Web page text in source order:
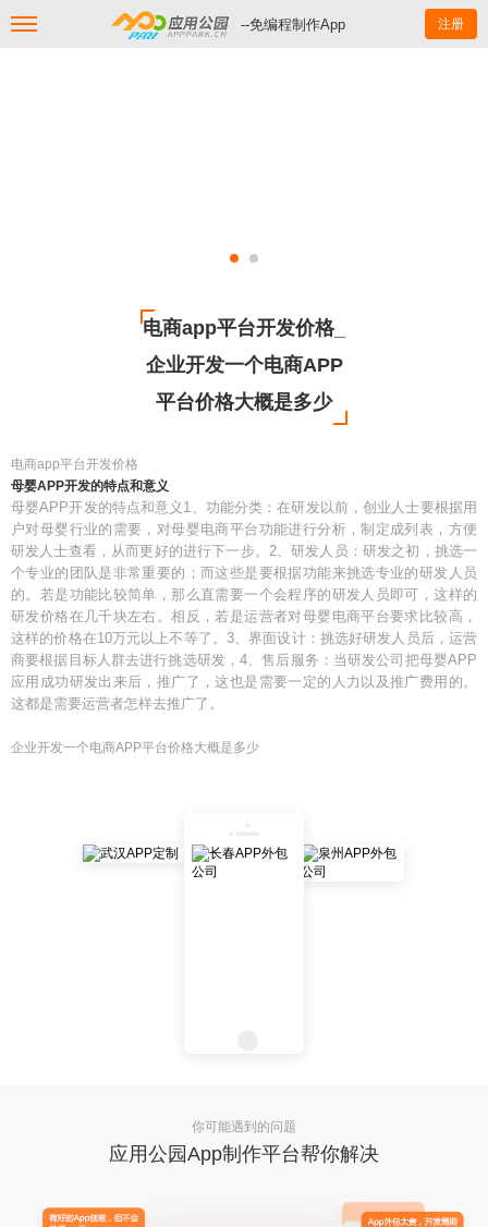
--免编程制作App 注册
电商app平台开发价格_
企业开发一个电商APP
平台价格大概是多少
电商app平台开发价格
母婴APP开发的特点和意义
母婴APP开发的特点和意义1、功能分类：在研发以前，创业人士要根据用
户对母婴行业的需要，对母婴电商平台功能进行分析，制定成列表，方便
研发人士查看，从而更好的进行下一步。2、研发人员：研发之初，挑选一
个专业的团队是非常重要的；而这些是要根据功能来挑选专业的研发人员
的。若是功能比较简单，那么直需要一个会程序的研发人员即可，这样的
研发价格在几千块左右。相反，若是运营者对母婴电商平台要求比较高，
这样的价格在10万元以上不等了。3、界面设计：挑选好研发人员后，运营
商要根据目标人群去进行挑选研发，4、售后服务：当研发公司把母婴APP
应用成功研发出来后，推广了，这也是需要一定的人力以及推广费用的。
这都是需要运营者怎样去推广了。
企业开发一个电商APP平台价格大概是多少
你可能遇到的问题
应用公园App制作平台帮你解决